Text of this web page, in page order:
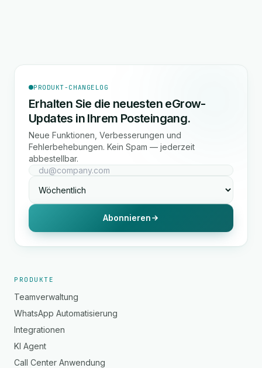
PRODUKT-CHANGELOG
Erhalten Sie die neuesten eGrow-
Updates in Ihrem Posteingang.
Neue Funktionen, Verbesserungen und
Fehlerbehebungen. Kein Spam — jederzeit
abbestellbar.
Abonnieren
PRODUKTE
Teamverwaltung
WhatsApp Automatisierung
Integrationen
KI Agent
Call Center Anwendung